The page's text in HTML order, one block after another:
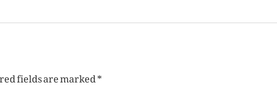
fields are marked*